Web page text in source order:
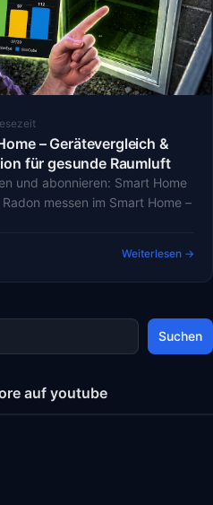
– Gerätevergleich &
für gesunde Raumluft
und abonnieren: Smart Home
Weiterlesen →
Suchen
auf youtube